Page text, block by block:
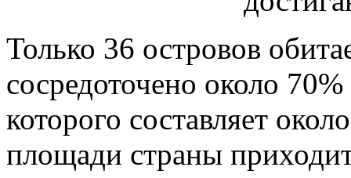
Только 36 островов
сосредоточено около
которого составляет
площади страны